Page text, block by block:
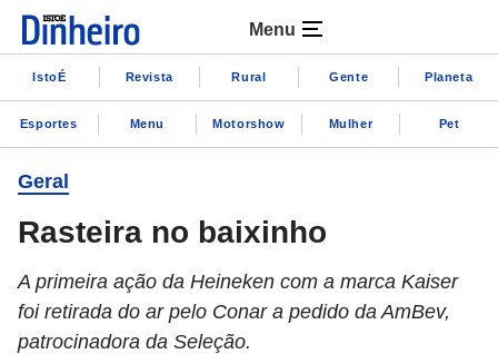
Menu
IstoÉ Revista Rural Gente Planeta
Esportes Menu Motorshow Mulher Pet
Geral
Rasteira no baixinho
A primeira ação da Heineken com a marca Kaiser
foi retirada do ar pelo Conar a pedido da AmBev,
patrocinadora da Seleção.